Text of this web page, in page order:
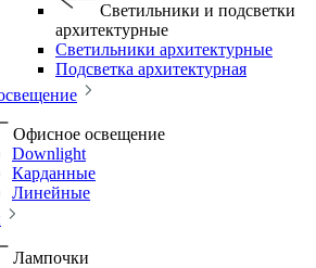
Светильники и подсветки
архитектурные
Светильники архитектурные
Подсветка архитектурная
Офисное освещение
Downlight
Карданные
Линейные
Лампочки